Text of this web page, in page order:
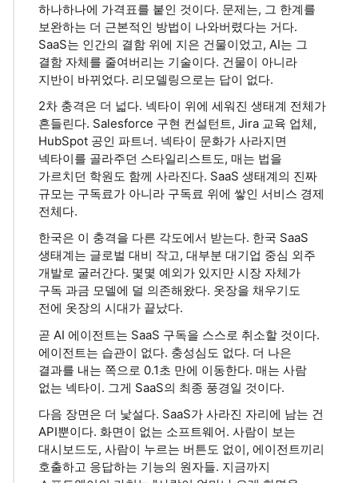
하나하나에 가격표를 붙인 것이다. 문제는, 그 한계를
보완하는 더 근본적인 방법이 나와버렸다는 거다.
SaaS는 인간의 결함 위에 지은 건물이었고, AI는 그
결함 자체를 줄여버리는 기술이다. 건물이 아니라
지반이 바뀌었다. 리모델링으로는 답이 없다.
2차 충격은 더 넓다. 넥타이 위에 세워진 생태계 전체가
흔들린다. Salesforce 구현 컨설턴트, Jira 교육 업체,
HubSpot 공인 파트너. 넥타이 문화가 사라지면
넥타이를 골라주던 스타일리스트도, 매는 법을
가르치던 학원도 함께 사라진다. SaaS 생태계의 진짜
규모는 구독료가 아니라 구독료 위에 쌓인 서비스 경제
전체다.
한국은 이 충격을 다른 각도에서 받는다. 한국 SaaS
생태계는 글로벌 대비 작고, 대부분 대기업 중심 외주
개발로 굴러간다. 몇몇 예외가 있지만 시장 자체가
구독 과금 모델에 덜 의존해왔다. 옷장을 채우기도
전에 옷장의 시대가 끝났다.
곧 AI 에이전트는 SaaS 구독을 스스로 취소할 것이다.
에이전트는 습관이 없다. 충성심도 없다. 더 나은
결과를 내는 쪽으로 0.1초 만에 이동한다. 매는 사람
없는 넥타이. 그게 SaaS의 최종 풍경일 것이다.
다음 장면은 더 낯설다. SaaS가 사라진 자리에 남는 건
API뿐이다. 화면이 없는 소프트웨어. 사람이 보는
대시보드도, 사람이 누르는 버튼도 없이, 에이전트끼리
호출하고 응답하는 기능의 원자들. 지금까지